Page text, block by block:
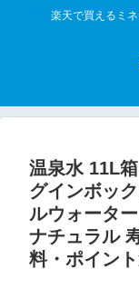
楽天で買えるミ
温泉水 11L
グインボッ
ルウォータ
ナチュラル
料・ポイン